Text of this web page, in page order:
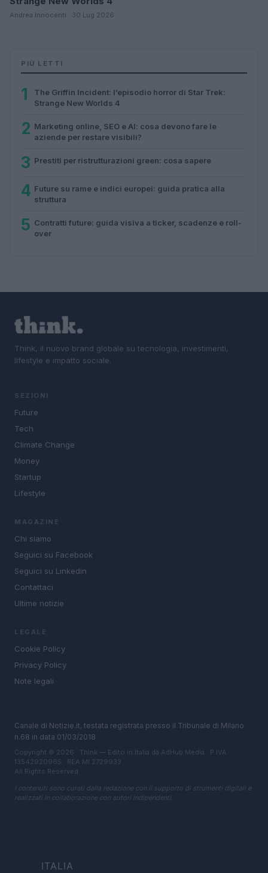
Andrea Innocenti · 30 Lug 2026
PIÙ LETTI
1
The Griffin Incident: l’episodio horror di Star Trek:
Strange New Worlds 4
2 Marketing online, SEO e AI: cosa devono fare le
aziende per restare visibili?
3 Prestiti per ristrutturazioni green: cosa sapere
4 Future su rame e indici europei: guida pratica alla
struttura
5 Contratti future: guida visiva a ticker, scadenze e roll-
over
Think, il nuovo brand globale su tecnologia, investimenti,
lifestyle e impatto sociale.
SEZIONI
Future
Tech
Climate Change
Money
Startup
Lifestyle
MAGAZINE
Chi siamo
Seguici su Facebook
Seguici su Linkedin
Contattaci
Ultime notizie
LEGALE
Cookie Policy
Privacy Policy
Note legali
Canale di Notizie.it, testata registrata presso il Tribunale di Milano
n.68 in data 01/03/2018
Copyright © 2026 · Think — Edito in Italia da AdHub Media · P.IVA
13542920965 · REA MI 2729933
All Rights Reserved
I contenuti sono curati dalla redazione con il supporto di strumenti digitali e
realizzati in collaborazione con autori indipendenti.
ITALIA